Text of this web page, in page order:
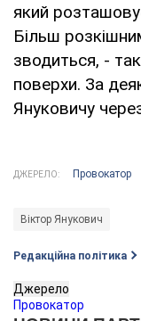
який
Більш
зводиться, -
поверхи. За
Януковичу
ДЖЕРЕЛО: Провокатор
Віктор Янукович
Редакційна політика
Джерело
Провокатор